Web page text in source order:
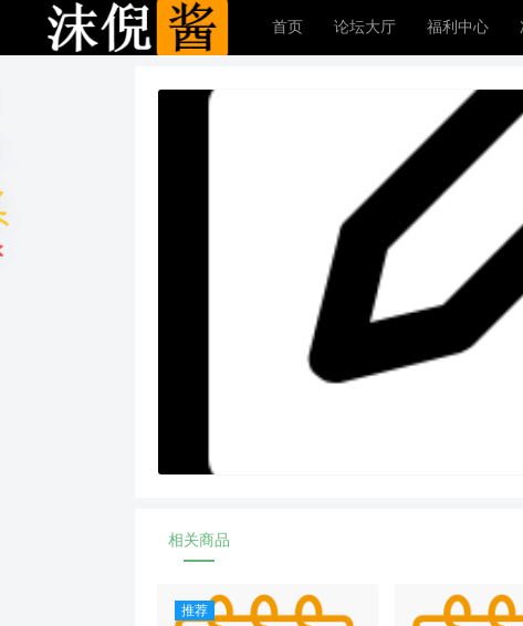
首页 论坛大厅 福利中心
相关商品
推荐